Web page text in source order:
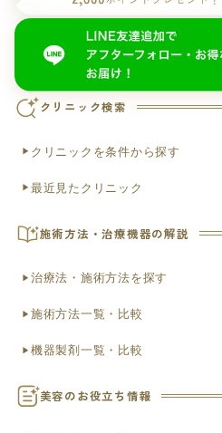
クリニック検索
クリニックを条件から探す
最近見たクリニック
施術方法・治療機器の解説
治療法・施術方法を探す
施術方法一覧・比較
機器製剤一覧・比較
美容のお役立ち情報